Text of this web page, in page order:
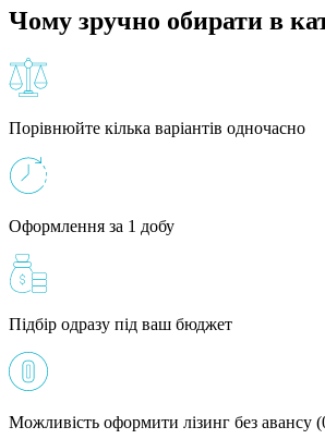
Чому зручно обирати в
Порівнюйте кілька варіантів одночасно
Оформлення за 1 добу
Підбір одразу під ваш бюджет
Можливість оформити лізинг без авансу